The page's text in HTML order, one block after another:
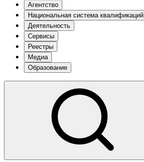
Агентство
Национальная система квалификаций
Деятельность
Сервисы
Реестры
Медиа
Образование